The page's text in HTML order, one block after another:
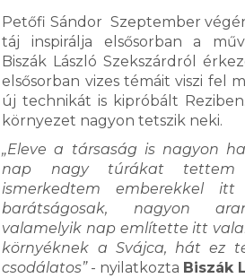
Petőfi Sándor Szeptember
táj inspirálja elsősorban a
Biszák László Szekszárdról
elsősorban vizes témáit viszi fel
új technikát is kipróbált
környezet nagyon tetszik neki.
„Eleve a társaság is nagyon
nap nagy túrákat
ismerkedtem emberekkel
barátságosak, nagyon
valamelyik nap említette itt
környéknek a Svájca, hát ez
csodálatos”- nyilatkozta Biszák